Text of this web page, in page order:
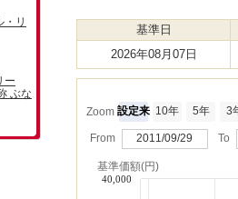
基準日
2026年08月07日
Zoom 設定来 10年 5年 3
From 2011/09/29 To
基準価額(円)
40,000